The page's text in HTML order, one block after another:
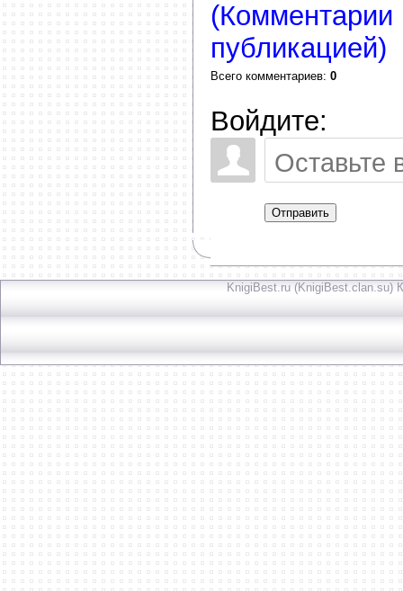
(Комментарии
публикацией)
Всего комментариев: 0
Войдите:
Отправить
KnigiBest.ru (KnigiBest.clan.su)